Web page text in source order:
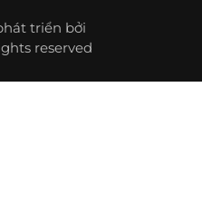
triển bởi
reserved